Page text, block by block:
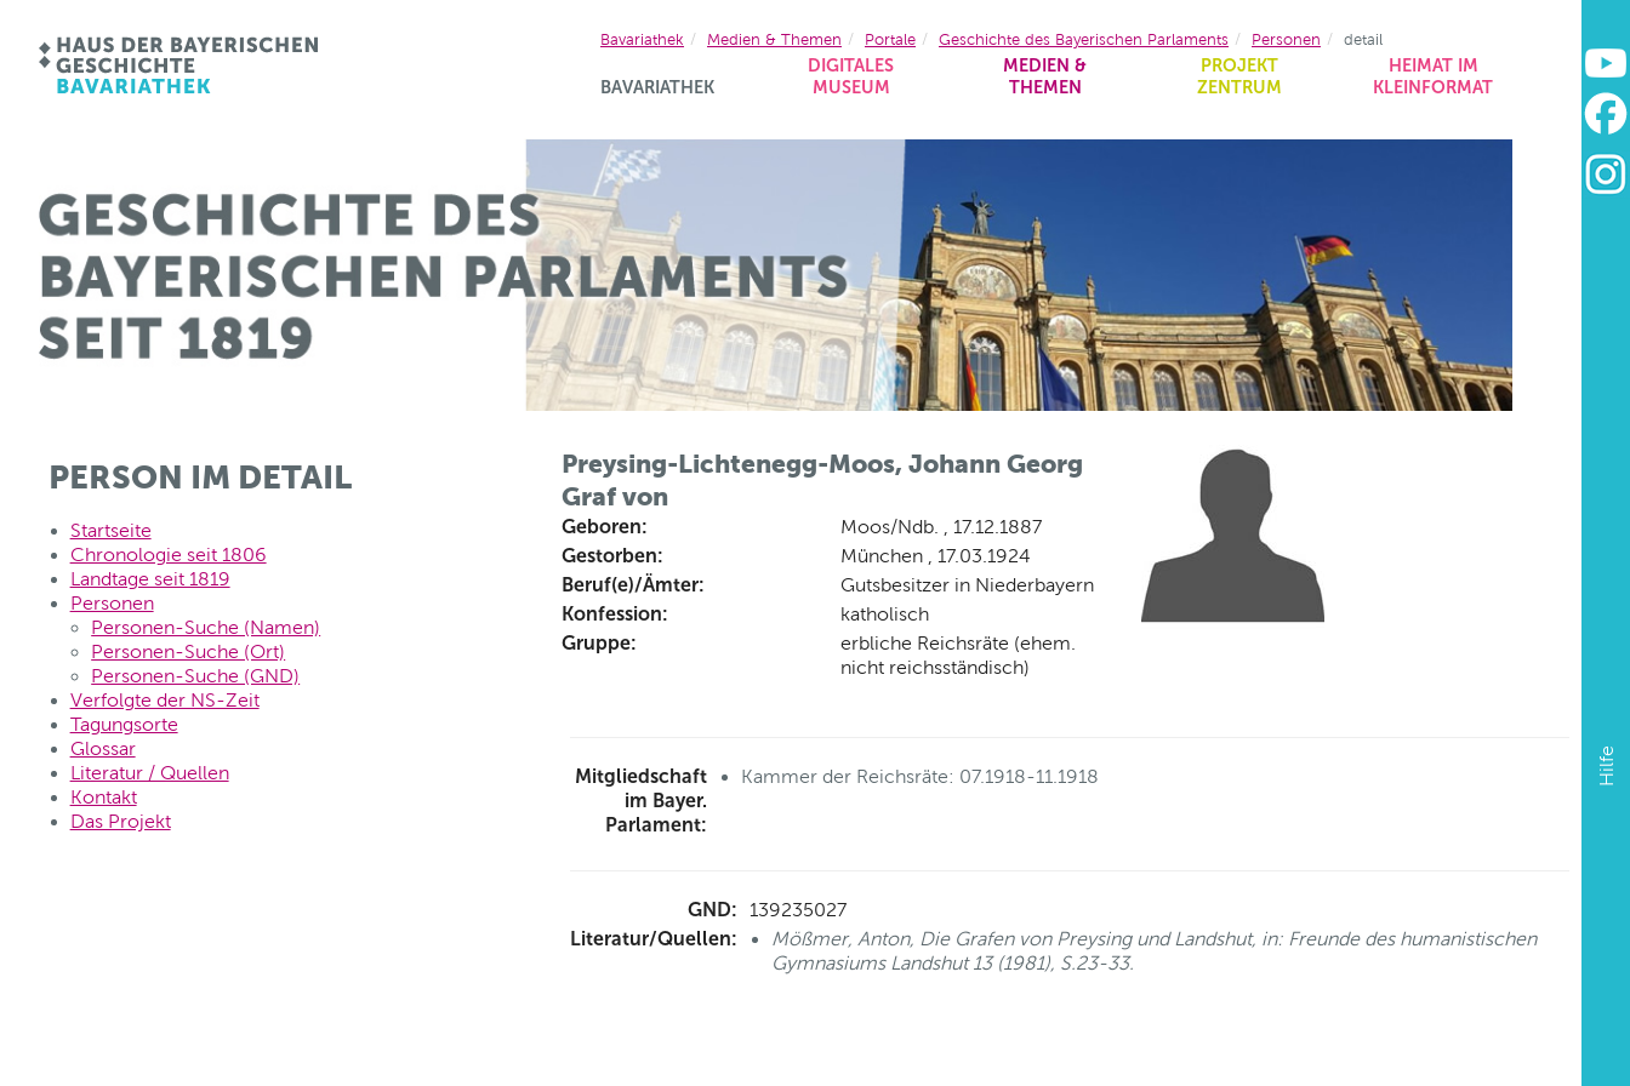
BAVARIATHEK
DIGITALES
MUSEUM
MEDIEN &
THEMEN
PROJEKT
ZENTRUM
HEIMAT IM
KLEINFORMAT
Hilfe
Bavariathek Medien & Themen Portale Geschichte des Bayerischen Parlaments Personen detail
PERSON IM DETAIL
Startseite
Chronologie seit 1806
Landtage seit 1819
Personen
Personen-Suche (Namen)
Personen-Suche (Ort)
Personen-Suche (GND)
Verfolgte der NS-Zeit
Tagungsorte
Glossar
Literatur / Quellen
Kontakt
Das Projekt
Preysing-Lichtenegg-Moos, Johann Georg
Graf von
Geboren: Moos/Ndb. , 17.12.1887
Gestorben: München , 17.03.1924
Beruf(e)/Ämter: Gutsbesitzer in Niederbayern
Konfession: katholisch
Gruppe:
erbliche Reichsräte (ehem.
nicht reichsständisch)
Mitgliedschaft
im Bayer.
Parlament:
Kammer der Reichsräte: 07.1918-11.1918
GND: 139235027
Literatur/Quellen:
Mößmer, Anton, Die Grafen von Preysing und Landshut, in: Freunde des humanistischen
Gymnasiums Landshut 13 (1981), S.23-33.